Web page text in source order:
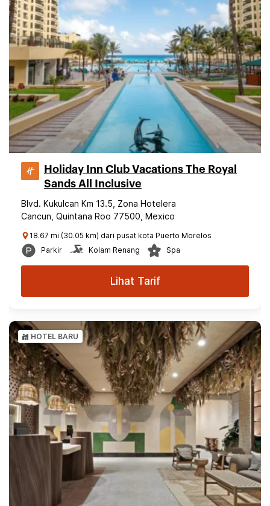
Holiday Inn Club Vacations The Royal
Sands All Inclusive
Blvd. Kukulcan Km 13.5, Zona Hotelera
Cancun, Quintana Roo 77500, Mexico
18.67 mi (30.05 km) dari pusat kota Puerto Morelos
Parkir
Kolam Renang Spa
Lihat Tarif
HOTEL BARU